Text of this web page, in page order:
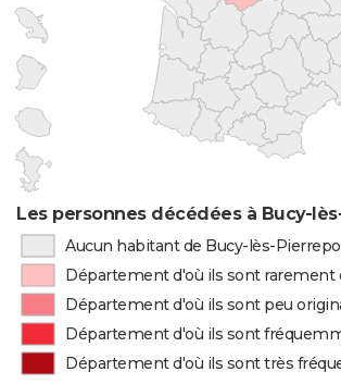
Les personnes décédées à Bucy-
Aucun habitant de Bucy-lès-
Département d'où ils sont rarement
Département d'où ils sont peu
Département d'où ils sont
Département d'où ils sont très